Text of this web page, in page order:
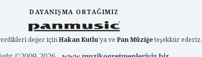
DAYANIŞMA ORTAĞIMIZ
değer içinHakan Kutlu'ya ve Pan Müziğeteşekkür ederiz.